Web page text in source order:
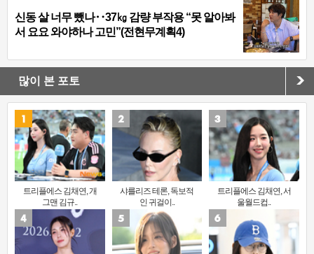
신동 살 너무 뺐나‥37㎏ 감량 부작용 “못 알아봐
서 요요 와야하나 고민”(전현무계획4)
많이 본 포토
트리플에스 김채연, 개
그맨 김규..
샤를리즈 테론, 독보적
인 귀걸이..
트리플에스 김채연, 서
울월드컵..